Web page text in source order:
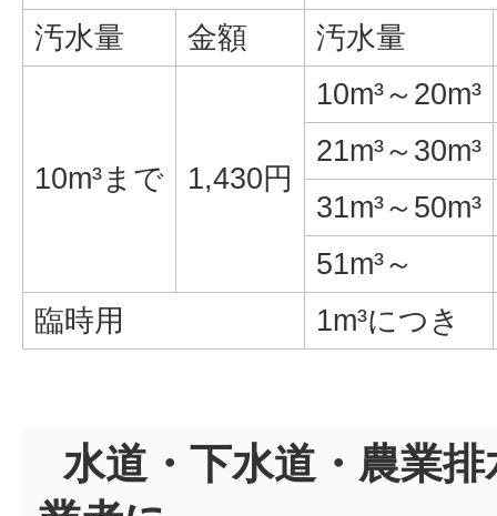
汚水量
金額 汚水量
10m³まで 1,430円
10m³～20m³
21m³～30m³
31m³～50m³
51m³～
臨時用
1m³につき
水道・下水道・農業